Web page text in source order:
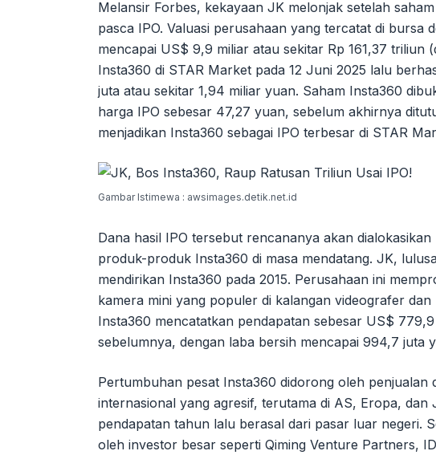
Melansir Forbes, kekayaan JK melonjak setelah
pasca IPO. Valuasi perusahaan yang tercatat di bursa
mencapai US$ 9,9 miliar atau sekitar Rp 161,37 triliun
Insta360 di STAR Market pada 12 Juni 2025 lalu
juta atau sekitar 1,94 miliar yuan. Saham Insta360
harga IPO sebesar 47,27 yuan, sebelum akhirnya
menjadikan Insta360 sebagai IPO terbesar di STAR
Gambar Istimewa : awsimages.detik.net.id
Dana hasil IPO tersebut rencananya akan
produk-produk Insta360 di masa mendatang. JK,
mendirikan Insta360 pada 2015. Perusahaan ini
kamera mini yang populer di kalangan videografer
Insta360 mencatatkan pendapatan sebesar US$
sebelumnya, dengan laba bersih mencapai 994,7 juta
Pertumbuhan pesat Insta360 didorong oleh penjualan
internasional yang agresif, terutama di AS, Eropa,
pendapatan tahun lalu berasal dari pasar luar negeri.
oleh investor besar seperti Qiming Venture Partners,